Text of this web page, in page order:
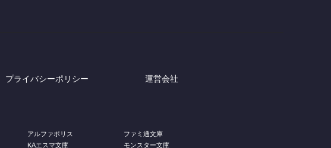
プライバシーポリシー 運営会社
アルファポリス
KAエスマ文庫
ファミ通文庫
モンスター文庫